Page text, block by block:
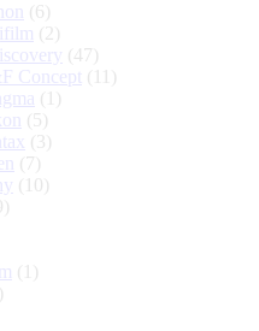
(6)
(2)
(47)
Concept (11)
(1)
(5)
(3)
(7)
(10)
(1)